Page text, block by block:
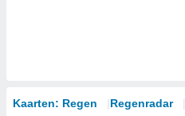
Kaarten: Regen Regenradar